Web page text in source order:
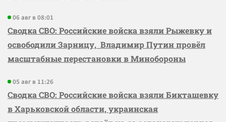
06 авг в 08:01
Сводка СВО: Российские войска взяли Рыжевку и
освободили Зарницу, Владимир Путин провёл
масштабные перестановки в Минобороны
05 авг в 11:26
Сводка СВО: Российские войска взяли Бикташевку
в Харьковской области, украинская